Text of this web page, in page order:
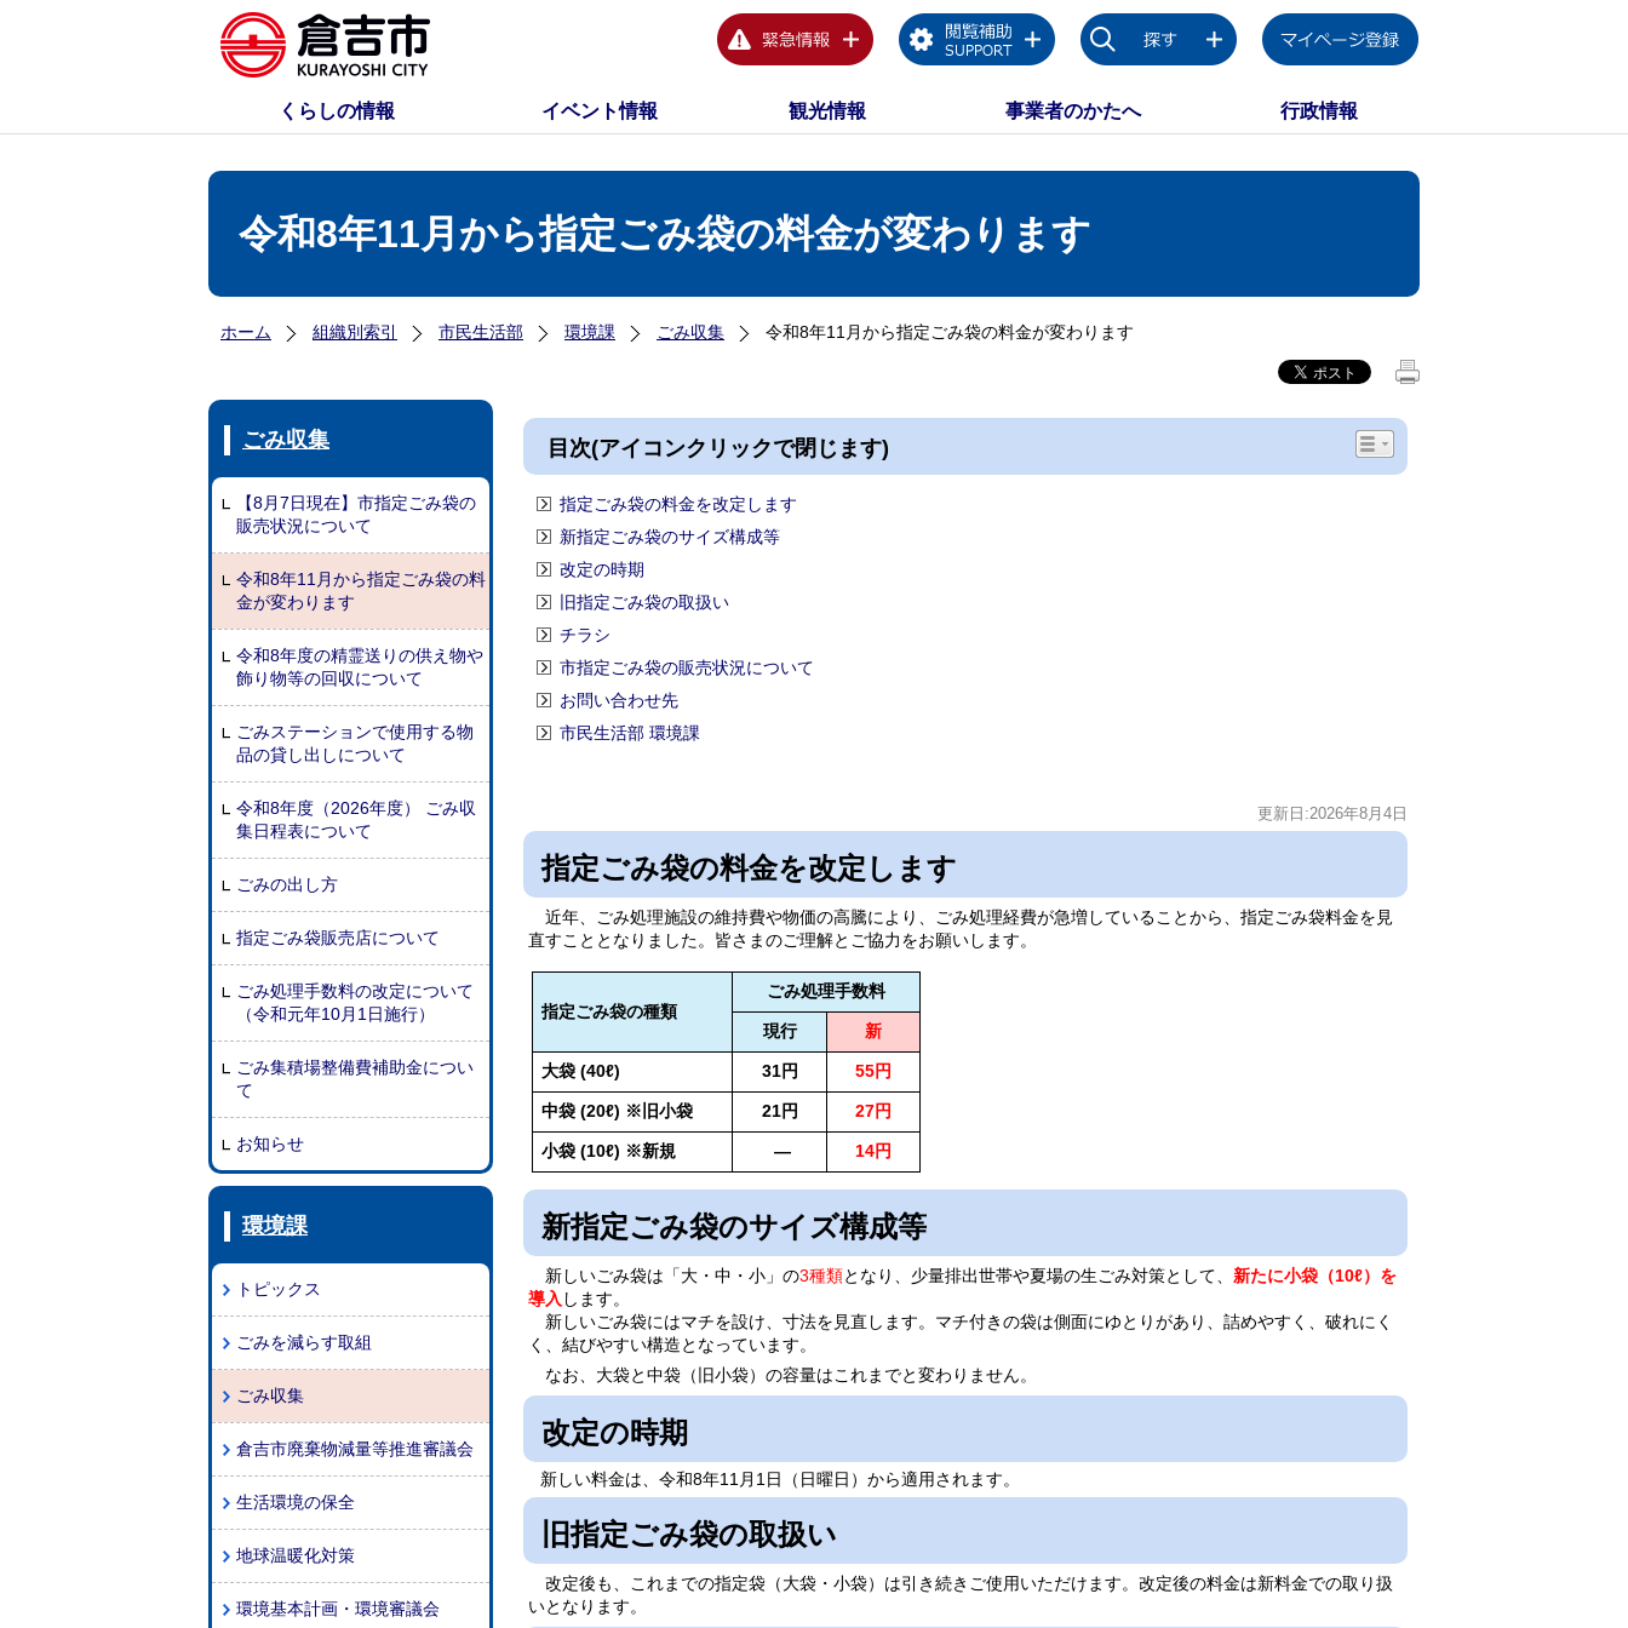
くらしの情報 イベント情報 観光情報 事業者のかたへ 行政情報
令和8年11月から指定ごみ袋の料金が変わります
ホーム 組織別索引 市民生活部 環境課 ごみ収集 令和8年11月から指定ごみ袋の料金が変わります
ごみ収集
【8月7日現在】市指定ごみ袋の
販売状況について
令和8年11月から指定ごみ袋の料
金が変わります
令和8年度の精霊送りの供え物や
飾り物等の回収について
ごみステーションで使用する物
品の貸し出しについて
令和8年度（2026年度） ごみ収
集日程表について
ごみの出し方
指定ごみ袋販売店について
ごみ処理手数料の改定について
（令和元年10月1日施行）
ごみ集積場整備費補助金につい
て
お知らせ
環境課
トピックス
ごみを減らす取組
ごみ収集
倉吉市廃棄物減量等推進審議会
生活環境の保全
地球温暖化対策
環境基本計画・環境審議会
目次(アイコンクリックで閉じます)
指定ごみ袋の料金を改定します
新指定ごみ袋のサイズ構成等
改定の時期
旧指定ごみ袋の取扱い
チラシ
市指定ごみ袋の販売状況について
お問い合わせ先
市民生活部 環境課
更新日:2026年8月4日
指定ごみ袋の料金を改定します
近年、ごみ処理施設の維持費や物価の高騰により、ごみ処理経費が急増していることから、指定ごみ袋料金を見
直すこととなりました。皆さまのご理解とご協力をお願いします。
指定ごみ袋の種類
ごみ処理手数料
現行 新
大袋 (40ℓ) 31円 55円
中袋 (20ℓ) ※旧小袋 21円 27円
小袋 (10ℓ) ※新規 ― 14円
新指定ごみ袋のサイズ構成等
新しいごみ袋は「大・中・小」の3種類となり、少量排出世帯や夏場の生ごみ対策として、 新たに小袋（10ℓ）を
導入 します。
新しいごみ袋にはマチを設け、寸法を見直します。マチ付きの袋は側面にゆとりがあり、詰めやすく、破れにく
く、結びやすい構造となっています。
なお、大袋と中袋（旧小袋）の容量はこれまでと変わりません。
改定の時期
新しい料金は、令和8年11月1日（日曜日）から適用されます。
旧指定ごみ袋の取扱い
改定後も、これまでの指定袋（大袋・小袋）は引き続きご使用いただけます。改定後の料金は新料金での取り扱
いとなります。